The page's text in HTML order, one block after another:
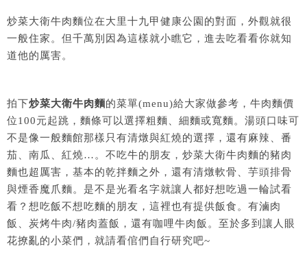
炒菜大衛牛肉麵位在大里十九甲健康公園的對面，外觀就很
一般住家。但千萬別因為這樣就小瞧它，進去吃看看你就知
道他的厲害。
拍下炒菜大衛牛肉麵的菜單(menu)給大家做參考，牛肉麵價
位100元起跳，麵條可以選擇粗麵、細麵或寬麵。湯頭口味可
不是像一般麵館那樣只有清燉與紅燒的選擇，還有麻辣、番
茄、南瓜、紅燒…。不吃牛的朋友，炒菜大衛牛肉麵的豬肉
麵也超厲害，基本的乾拌麵之外，還有清燉軟骨、芋頭排骨
與煙香魔爪麵。是不是光看名字就讓人都好想吃過一輪試看
看？想吃飯不想吃麵的朋友，這裡也有提供飯食。有滷肉
飯、炭烤牛肉/豬肉蓋飯，還有咖哩牛肉飯。至於多到讓人眼
花撩亂的小菜們，就請看倌們自行研究吧~